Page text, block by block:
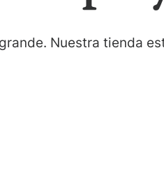
Nuestra tienda